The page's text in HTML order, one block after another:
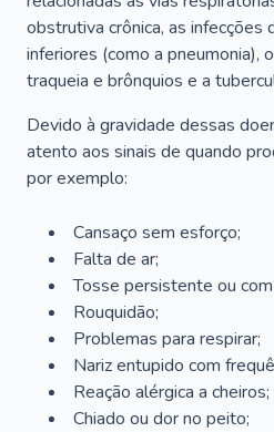
obstrutiva crônica, as infecções
inferiores (como a pneumonia),
traqueia e brônquios e a
Devido à gravidade dessas
atento aos sinais de quando
por exemplo:
Cansaço sem esforço;
Falta de ar;
Tosse persistente ou
Rouquidão;
Problemas para respirar;
Nariz entupido com
Reação alérgica a cheiros;
Chiado ou dor no peito;